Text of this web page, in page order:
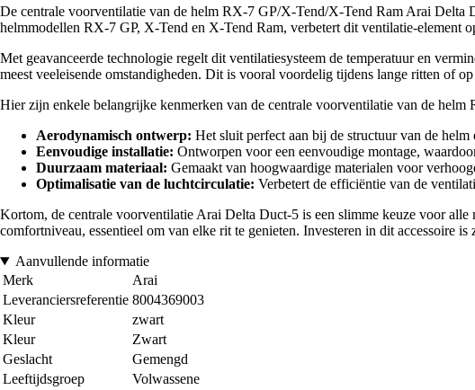
De centrale voorventilatie van de helm RX-7 GP/X-Tend/X-Tend Ram Arai Delta
helmmodellen RX-7 GP, X-Tend en X-Tend Ram, verbetert dit ventilatie-element
Met geavanceerde technologie regelt dit ventilatiesysteem de temperatuur en
meest veeleisende omstandigheden. Dit is vooral voordelig tijdens lange ritten of
Hier zijn enkele belangrijke kenmerken van de centrale voorventilatie van de
Aerodynamisch ontwerp: Het sluit perfect aan bij de structuur van de
Eenvoudige installatie: Ontworpen voor een eenvoudige montage,
Duurzaam materiaal: Gemaakt van hoogwaardige materialen voor
Optimalisatie van de luchtcirculatie: Verbetert de efficiëntie van de
Kortom, de centrale voorventilatie Arai Delta Duct-5 is een slimme keuze voor
comfortniveau, essentieel om van elke rit te genieten. Investeren in dit accessoire
Aanvullende informatie
Merk
Arai
Leveranciersreferentie 8004369003
Kleur
zwart
Kleur
Zwart
Geslacht
Gemengd
Leeftijdsgroep
Volwassene